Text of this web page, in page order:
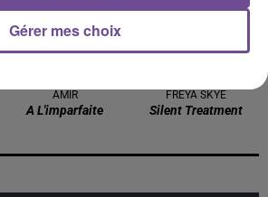
AMIR
A L'imparfaite
FREYA SKYE
Silent Treatment
Gérer mes choix